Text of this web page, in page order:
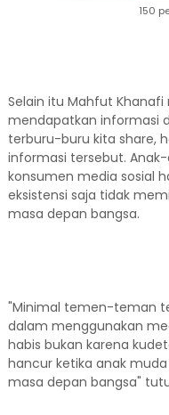
150
Selain itu Mahfut
mendapatkan informasi
terburu-buru kita share,
informasi tersebut.
konsumen media sosial
eksistensi saja tidak
masa depan bangsa.
"Minimal temen-teman
dalam menggunakan
habis bukan karena
hancur ketika anak
masa depan bangsa"